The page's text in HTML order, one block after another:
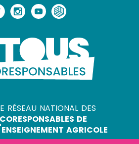
réseau national des
de
agricole